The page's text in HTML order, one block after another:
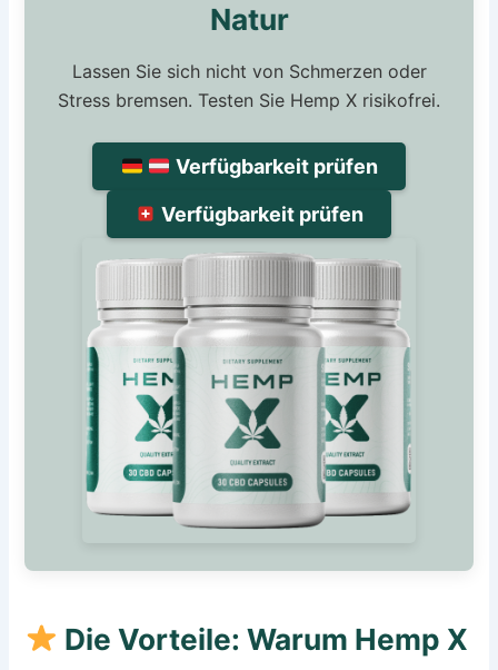
Natur
Lassen Sie sich nicht von Schmerzen oder
Stress bremsen. Testen Sie Hemp X risikofrei.
Verfügbarkeit prüfen
Verfügbarkeit prüfen
Die Vorteile: Warum Hemp X